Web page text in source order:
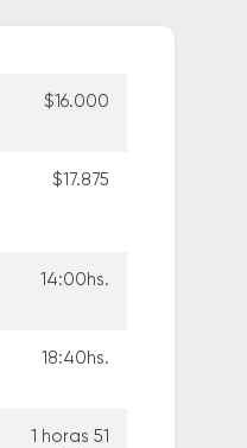
$16.000
$17.875
14:00hs.
18:40hs.
1 horas 51